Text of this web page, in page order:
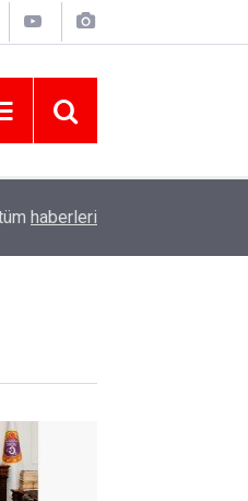
KURUCU
haberleri